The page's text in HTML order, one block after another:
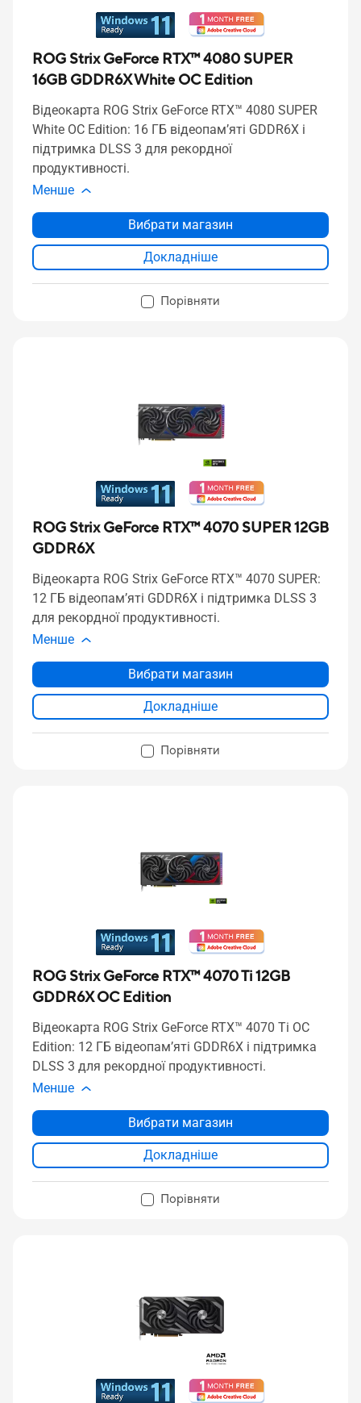
ROG Strix GeForce RTX™ 4080 SUPER
16GB GDDR6X White OC Edition
Відеокарта ROG Strix GeForce RTX™ 4080 SUPER
White OC Edition: 16 ГБ відеопам’яті GDDR6X і
підтримка DLSS 3 для рекордної
продуктивності.
Менше
Вибрати магазин
Докладніше
Порівняти
ROG Strix GeForce RTX™ 4070 SUPER 12GB
GDDR6X
Відеокарта ROG Strix GeForce RTX™ 4070 SUPER:
12 ГБ відеопам’яті GDDR6X і підтримка DLSS 3
для рекордної продуктивності.
Менше
Вибрати магазин
Докладніше
Порівняти
ROG Strix GeForce RTX™ 4070 Ti 12GB
GDDR6X OC Edition
Відеокарта ROG Strix GeForce RTX™ 4070 Ti OC
Edition: 12 ГБ відеопам’яті GDDR6X і підтримка
DLSS 3 для рекордної продуктивності.
Менше
Вибрати магазин
Докладніше
Порівняти